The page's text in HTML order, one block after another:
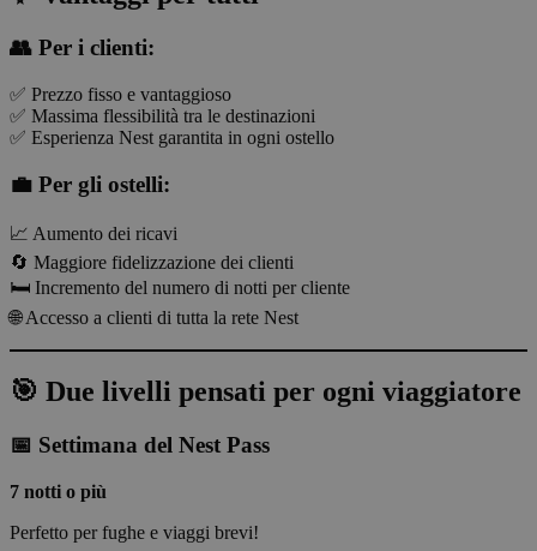
👥 Per i clienti:
✅ Prezzo fisso e vantaggioso
✅ Massima flessibilità tra le destinazioni
✅ Esperienza Nest garantita in ogni ostello
💼 Per gli ostelli:
📈 Aumento dei ricavi
🔄 Maggiore fidelizzazione dei clienti
🛏️ Incremento del numero di notti per cliente
🌐 Accesso a clienti di tutta la rete Nest
🎯 Due livelli pensati per ogni viaggiatore
📅 Settimana del Nest Pass
7 notti o più
Perfetto per fughe e viaggi brevi!